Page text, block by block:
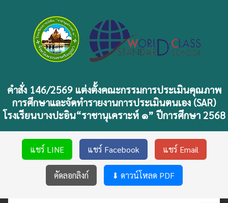
คำสั่ง 146/2569 แต่งตั้งคณะกรรมการประเมินคุณภาพ
การศึกษาและจัดทำรายงานการประเมินตนเอง (SAR)
โรงเรียนบางปะอิน“ราชานุเคราะห์ ๑” ปีการศึกษา 2568
แชร์ LINE แชร์ Facebook แชร์ Email
คัดลอกลิงก์ ⬇ ดาวน์โหลด PDF